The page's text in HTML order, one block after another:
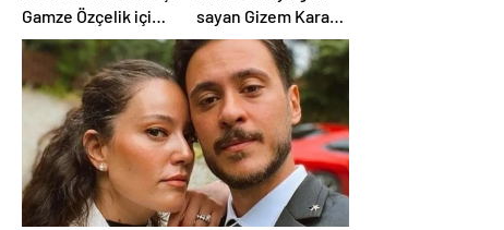
Gamze Özçelik için
aşk dolu sözler!
“Benim cennetim…”
sayan Gizem Karaca
heyecanını paylaştı!
“Senelerdir annelik
yapıyorum ama bu
sene farklı…”